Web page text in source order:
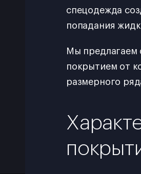
спецодежда
попадания
Мы предлагаем
покрытием от
размерного